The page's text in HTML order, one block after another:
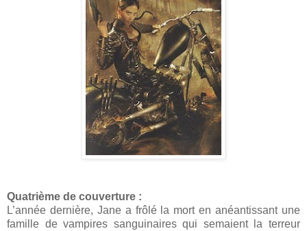
Quatrième de couverture :
L’année dernière, Jane a frôlé la mort en anéantissant une
famille de vampires sanguinaires qui semaient la terreur